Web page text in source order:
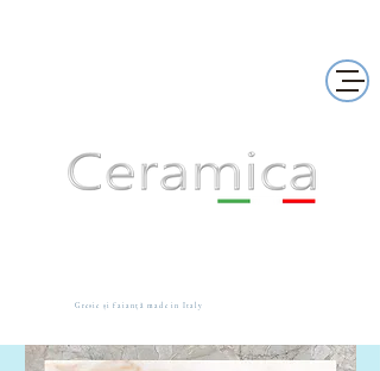
Gresie și faianță made in Italy